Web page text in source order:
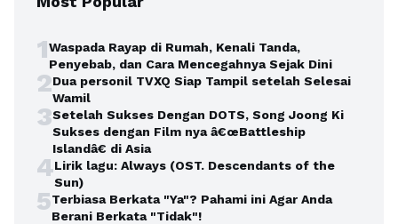
1Waspada Rayap di Rumah, Kenali Tanda,
Penyebab, dan Cara Mencegahnya Sejak Dini
2Dua personil TVXQ Siap Tampil setelah Selesai
Wamil
3Setelah Sukses Dengan DOTS, Song Joong Ki
Sukses dengan Film nya â€œBattleship
Islandâ€ di Asia
4Lirik lagu: Always (OST. Descendants of the
Sun)
5Terbiasa Berkata "Ya"? Pahami ini Agar Anda
Berani Berkata "Tidak"!